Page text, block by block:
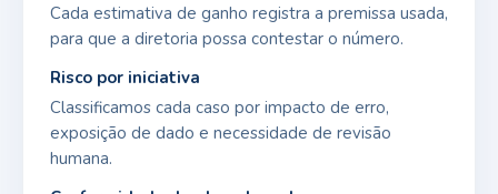
Cada estimativa de ganho registra a premissa usada,
para que a diretoria possa contestar o número.
Risco por iniciativa
Classificamos cada caso por impacto de erro,
exposição de dado e necessidade de revisão
humana.